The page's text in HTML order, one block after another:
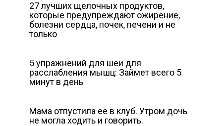
27 лучших щелочных продуктов,
которые предупреждают ожирение,
болезни сердца, почек, печени и не
только
5 упражнений для шеи для
расслабления мышц: Займет всего 5
минут в день
Мама отпустила ее в клуб. Утром дочь
не могла ходить и говорить.